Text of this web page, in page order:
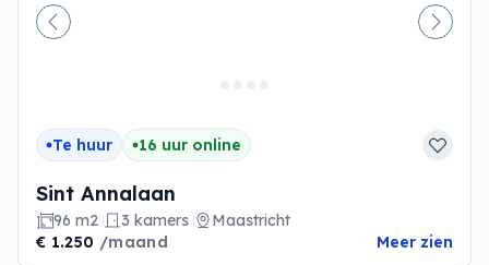
Vorige
Te huur 16 uur online
Sint Annalaan
96 m2 3 kamers
Maastricht
€ 1.250 /maand Meer zien